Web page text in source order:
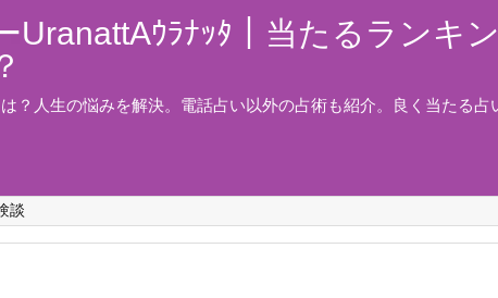
UranattAｳﾗﾅｯﾀ｜当たるランキ
？人生の悩みを解決。電話占い以外の占術も紹介。良く当たる
談